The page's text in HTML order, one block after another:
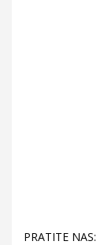
PRATITE NAS: